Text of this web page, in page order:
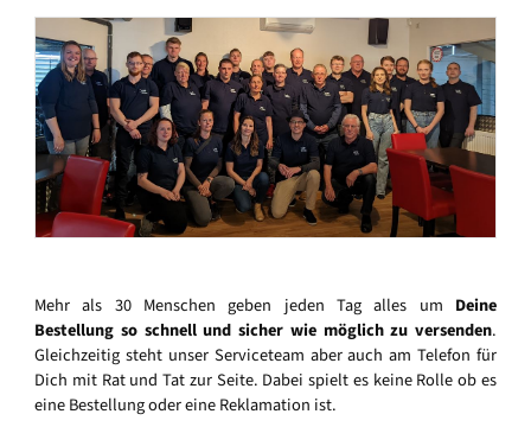
Mehr als 30 Menschen geben jeden Tag alles um Deine
Bestellung so schnell und sicher wie möglich zu versenden.
Gleichzeitig steht unser Serviceteam aber auch am Telefon für
Dich mit Rat und Tat zur Seite. Dabei spielt es keine Rolle ob es
eine Bestellung oder eine Reklamation ist.